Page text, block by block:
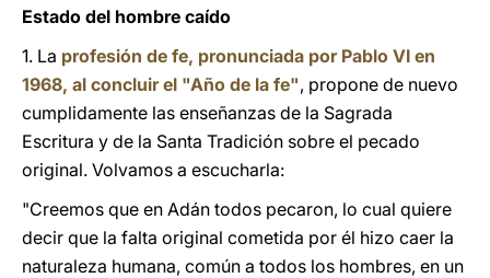
Estado del hombre caído
1. La profesión de fe, pronunciada por Pablo VI en
1968, al concluir el "Año de la fe", propone de nuevo
cumplidamente las enseñanzas de la Sagrada
Escritura y de la Santa Tradición sobre el pecado
original. Volvamos a escucharla:
"Creemos que en Adán todos pecaron, lo cual quiere
decir que la falta original cometida por él hizo caer la
naturaleza humana, común a todos los hombres, en un